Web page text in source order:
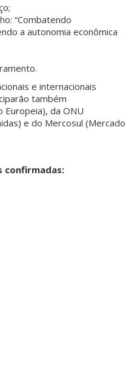
“Combatendo
a autonomia econômica
e internacionais
também
Europeia), da ONU
e do Mercosul (Mercado
confirmadas: